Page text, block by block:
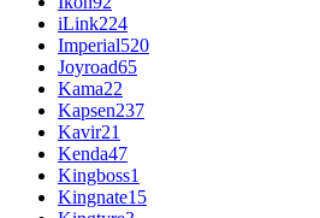
iLink224
Imperial520
Joyroad65
Kama22
Kapsen237
Kavir21
Kenda47
Kingboss1
Kingnate15